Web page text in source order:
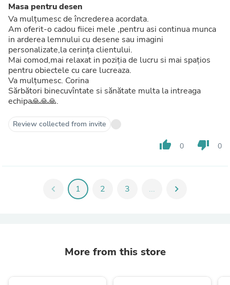
Masa pentru desen
Va mulțumesc de încrederea acordata.
Am oferit-o cadou fiicei mele ,pentru asi continua munca
in arderea lemnului cu desene sau imagini
personalizate,la cerința clientului.
Mai comod,mai relaxat in poziția de lucru si mai spațios
pentru obiectele cu care lucreaza.
Va mulțumesc. Corina
Sărbători binecuvîntate si sănătate multa la intreaga
echipa🙏🙏🙏.
Review collected from invite
thumb_up 0 thumb_down 0
chevron_left 1 2 3 ... chevron_right
More from this store